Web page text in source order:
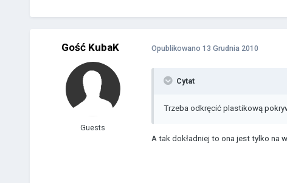
Gość KubaK
Guests
Opublikowano 13 Grudnia 2010
Cytat
Trzeba odkręcić plastikową
A tak dokładniej to ona jest tylko na